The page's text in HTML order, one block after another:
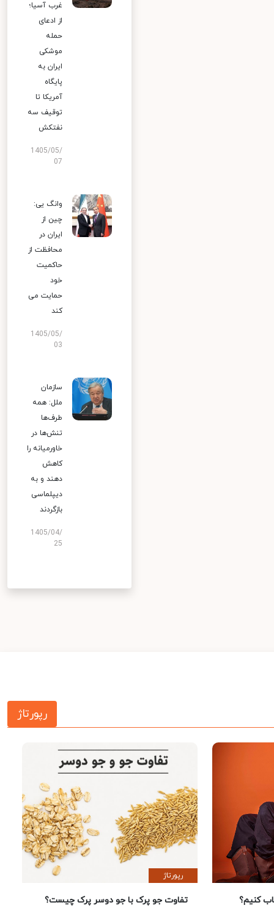
غرب آسیا؛
از ادعای
حمله
موشکی
ایران به
پایگاه
آمریکا تا
توقیف سه
نفتکش
1405/05/
07
وانگ یی:
چین از
ایران در
محافظت از
حاکمیت
خود
حمایت می
کند
1405/05/
03
سازمان
ملل: همه
طرف‌ها
تنش‌ها در
خاورمیانه را
کاهش
دهند و به
دیپلماسی
بازگردند
1405/04/
25
رپورتاژ
کنیم؟
رپورتاژ
تفاوت جو پرک با جو دوسر پرک چیست؟